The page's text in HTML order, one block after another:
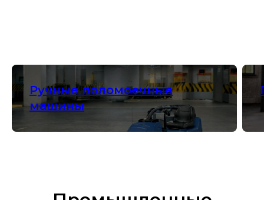
Ручные поломоечные
машины